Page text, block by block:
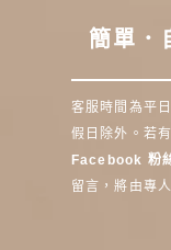
簡單．
客服時間為平
假日除外。若
Facebook 粉
留言，將由專